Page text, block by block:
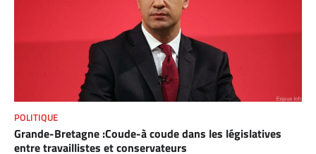
POLITIQUE
Grande-Bretagne :Coude-à coude dans les législatives
entre travaillistes et conservateurs